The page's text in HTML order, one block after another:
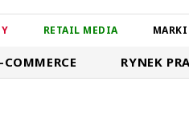
RETAIL MEDIA MARKI
COMMERCE RYNEK